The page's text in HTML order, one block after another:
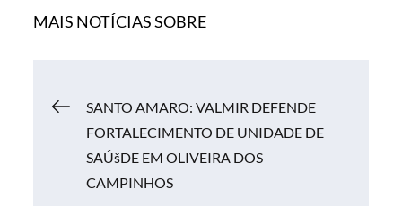
MAIS NOTÍCIAS SOBRE
Navegação
de
SANTO AMARO: VALMIR DEFENDE
FORTALECIMENTO DE UNIDADE DE
SAÚšDE EM OLIVEIRA DOS
CAMPINHOS